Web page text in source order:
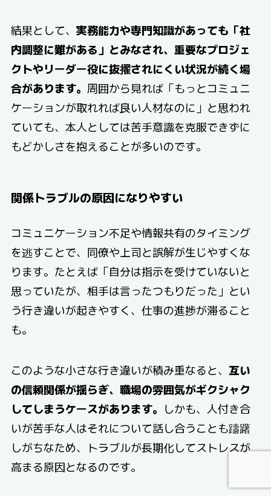
結果として、 実務能力や専門知識があっても「社
内調整に難がある」とみなされ、重要なプロジェ
クトやリーダー役に抜擢されにくい状況が続く場
合があります。 周囲から見れば「もっとコミュニ
ケーションが取れれば良い人材なのに」と思われ
ていても、本人としては苦手意識を克服できずに
もどかしさを抱えることが多いのです。
関係トラブルの原因になりやすい
コミュニケーション不足や情報共有のタイミング
を逃すことで、同僚や上司と誤解が生じやすくな
ります。たとえば「自分は指示を受けていないと
思っていたが、相手は言ったつもりだった」とい
う行き違いが起きやすく、仕事の進捗が滞ること
も。
このような小さな行き違いが積み重なると、 互い
の信頼関係が揺らぎ、職場の雰囲気がギクシャク
してしまうケースがあります。 しかも、人付き合
いが苦手な人はそれについて話し合うことも躊躇
しがちなため、トラブルが長期化してストレスが
高まる原因となるのです。